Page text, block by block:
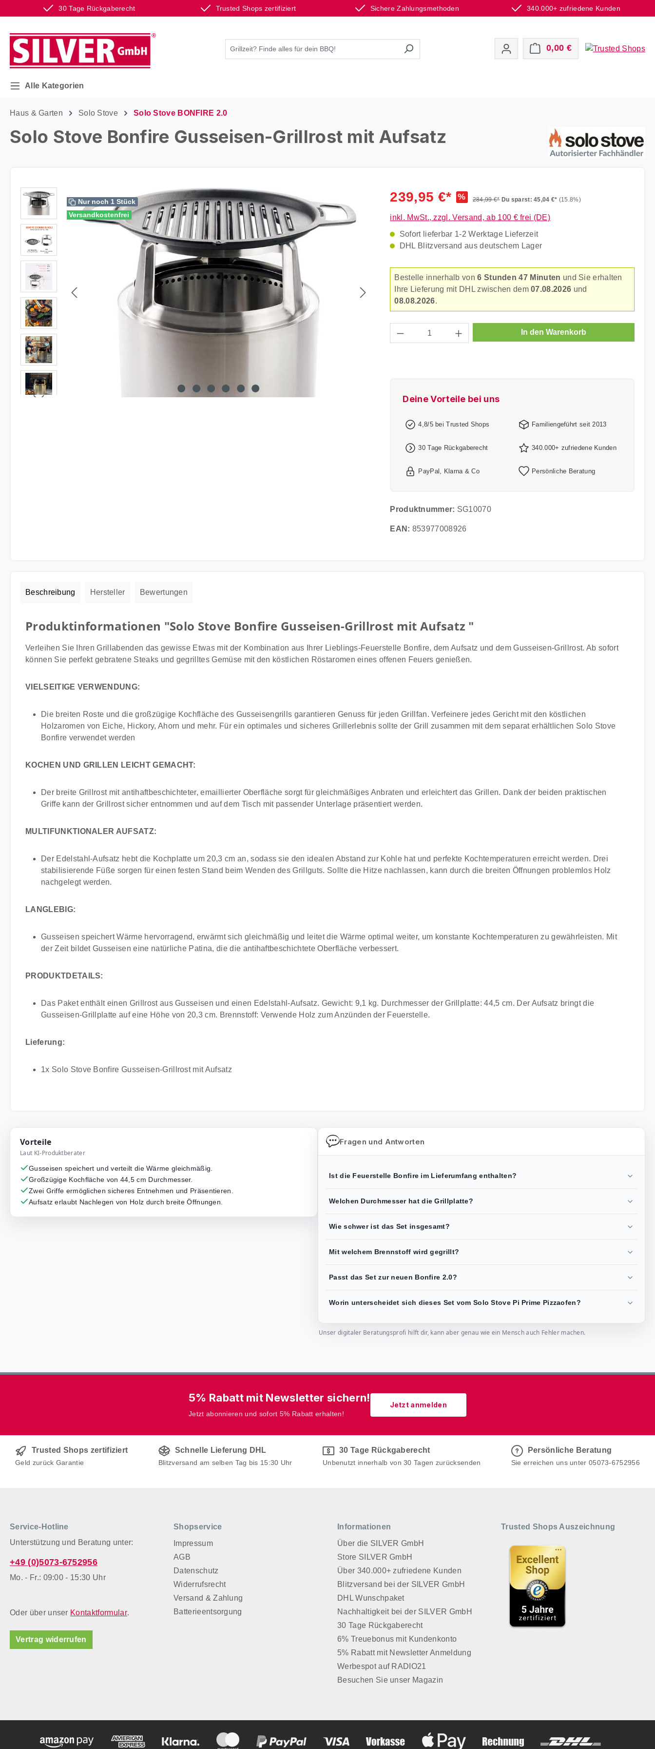
30 Tage Rückgaberecht Trusted Shops zertifiziert Sichere Zahlungsmethoden 340.000+ zufriedene Kunden
Hauptinhalt springen
Zur Suche springen
Zur Hauptnavigation springen
0,00 €Warenkorb enthält 0
Alle Kategorien
Haus & Garten Solo Stove Solo Stove BONFIRE 2.0
Solo Stove Bonfire Gusseisen-Grillrost mit Aufsatz
Bildergalerie überspringen
Nur noch 1 Stück
Versandkostenfrei
239,95 €* % 284,99 €* Du sparst: 45,04 €* (15.8%)
inkl. MwSt., zzgl. Versand, ab 100 € frei (DE)
Sofort lieferbar 1-2 Werktage Lieferzeit
DHL Blitzversand aus deutschem Lager
Bestelle innerhalb von6 Stunden 47 Minuten und Sie erhalten
Ihre Lieferung mit DHL zwischen dem07.08.2026 und
08.08.2026.
Produkt Anzahl: Gib den gewünschten Wert ein
In den Warenkorb
Deine Vorteile bei uns
4,8/5 bei Trusted Shops Familiengeführt seit 2013
30 Tage Rückgaberecht 340.000+ zufriedene Kunden
PayPal, Klarna & Co Persönliche Beratung
Produktnummer: SG10070
EAN: 853977008926
Beschreibung Hersteller Bewertungen
Produktinformationen "Solo Stove Bonfire Gusseisen-Grillrost mit Aufsatz "
Verleihen Sie Ihren Grillabenden das gewisse Etwas mit der Kombination aus Ihrer Lieblings-Feuerstelle Bonfire, dem Aufsatz und dem Gusseisen-Grillrost. Ab sofort
können Sie perfekt gebratene Steaks und gegrilltes Gemüse mit den köstlichen Röstaromen eines offenen Feuers genießen.
VIELSEITIGE VERWENDUNG:
Die breiten Roste und die großzügige Kochfläche des Gusseisengrills garantieren Genuss für jeden Grillfan. Verfeinere jedes Gericht mit den köstlichen
Holzaromen von Eiche, Hickory, Ahorn und mehr. Für ein optimales und sicheres Grillerlebnis sollte der Grill zusammen mit dem separat erhältlichen Solo Stove
Bonfire verwendet werden
KOCHEN UND GRILLEN LEICHT GEMACHT:
Der breite Grillrost mit antihaftbeschichteter, emaillierter Oberfläche sorgt für gleichmäßiges Anbraten und erleichtert das Grillen. Dank der beiden praktischen
Griffe kann der Grillrost sicher entnommen und auf dem Tisch mit passender Unterlage präsentiert werden.
MULTIFUNKTIONALER AUFSATZ:
Der Edelstahl-Aufsatz hebt die Kochplatte um 20,3 cm an, sodass sie den idealen Abstand zur Kohle hat und perfekte Kochtemperaturen erreicht werden. Drei
stabilisierende Füße sorgen für einen festen Stand beim Wenden des Grillguts. Sollte die Hitze nachlassen, kann durch die breiten Öffnungen problemlos Holz
nachgelegt werden.
LANGLEBIG:
Gusseisen speichert Wärme hervorragend, erwärmt sich gleichmäßig und leitet die Wärme optimal weiter, um konstante Kochtemperaturen zu gewährleisten. Mit
der Zeit bildet Gusseisen eine natürliche Patina, die die antihaftbeschichtete Oberfläche verbessert.
PRODUKTDETAILS:
Das Paket enthält einen Grillrost aus Gusseisen und einen Edelstahl-Aufsatz. Gewicht: 9,1 kg. Durchmesser der Grillplatte: 44,5 cm. Der Aufsatz bringt die
Gusseisen-Grillplatte auf eine Höhe von 20,3 cm. Brennstoff: Verwende Holz zum Anzünden der Feuerstelle.
Lieferung:
1x Solo Stove Bonfire Gusseisen-Grillrost mit Aufsatz
Vorteile
Laut KI-Produktberater
Gusseisen speichert und verteilt die Wärme gleichmäßig.
Großzügige Kochfläche von 44,5 cm Durchmesser.
Zwei Griffe ermöglichen sicheres Entnehmen und Präsentieren.
Aufsatz erlaubt Nachlegen von Holz durch breite Öffnungen.
Fragen und Antworten
Ist die Feuerstelle Bonfire im Lieferumfang enthalten?
Welchen Durchmesser hat die Grillplatte?
Wie schwer ist das Set insgesamt?
Mit welchem Brennstoff wird gegrillt?
Passt das Set zur neuen Bonfire 2.0?
Worin unterscheidet sich dieses Set vom Solo Stove Pi Prime Pizzaofen?
Unser digitaler Beratungsprofi hilft dir, kann aber genau wie ein Mensch auch Fehler machen.
5% Rabatt mit Newsletter sichern!
Jetzt abonnieren und sofort 5% Rabatt erhalten!
Jetzt anmelden
Trusted Shops zertifiziert
Geld zurück Garantie
Schnelle Lieferung DHL
Blitzversand am selben Tag bis 15:30 Uhr
30 Tage Rückgaberecht
Unbenutzt innerhalb von 30 Tagen zurücksenden
Persönliche Beratung
Sie erreichen uns unter 05073-6752956
Service-Hotline
Unterstützung und Beratung unter:
+49 (0)5073-6752956
Mo. - Fr.: 09:00 - 15:30 Uhr
Oder über unser Kontaktformular.
Vertrag widerrufen
Shopservice
Impressum
AGB
Datenschutz
Widerrufsrecht
Versand & Zahlung
Batterieentsorgung
Informationen
Über die SILVER GmbH
Store SILVER GmbH
Über 340.000+ zufriedene Kunden
Blitzversand bei der SILVER GmbH
DHL Wunschpaket
Nachhaltigkeit bei der SILVER GmbH
30 Tage Rückgaberecht
6% Treuebonus mit Kundenkonto
5% Rabatt mit Newsletter Anmeldung
Werbespot auf RADIO21
Besuchen Sie unser Magazin
Trusted Shops Auszeichnung